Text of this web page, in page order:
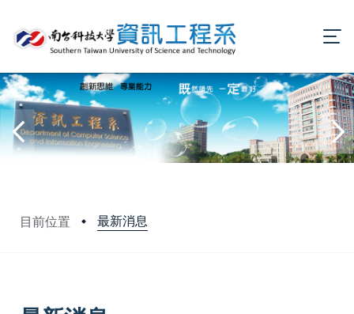
目前位置 最新消息